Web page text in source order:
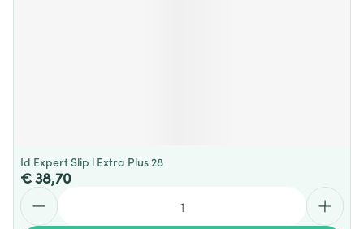
Id Expert Slip l Extra Plus 28
€ 38,70